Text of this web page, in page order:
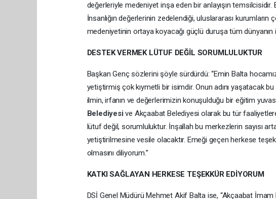
değerleriyle medeniyet inşa eden bir anlayışın
İnsanlığın değerlerinin zedelendiği, uluslararası
medeniyetinin ortaya koyacağı güçlü duruşa tüm dünyanın
DESTEK VERMEK LÜTUF DEĞİL SORUMLULUKTUR
Başkan Genç sözlerini şöyle sürdürdü: “Emin Balta
yetiştirmiş çok kıymetli bir isimdir. Onun adını yaşatacak
ilmin, irfanın ve değerlerimizin konuşulduğu bir eğitim
Belediyesive Akçaabat Belediyesi olarak bu tür
lütuf değil, sorumluluktur. İnşallah bu merkezlerin sayısı
yetiştirilmesine vesile olacaktır. Emeği geçen herkese
olmasını diliyorum.”
KATKI SAĞLAYAN HERKESE TEŞEKKÜR EDİYORUM
DSİ Genel Müdürü Mehmet Akif Balta ise, “Akçaabat